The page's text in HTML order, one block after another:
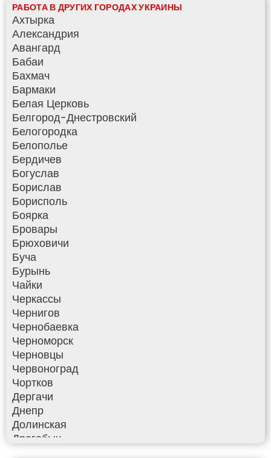
РАБОТА В ДРУГИХ ГОРОДАХ УКРАИНЫ
Ахтырка
Александрия
Авангард
Бабаи
Бахмач
Бармаки
Белая Церковь
Белгород-Днестровский
Белогородка
Белополье
Бердичев
Богуслав
Борислав
Борисполь
Боярка
Бровары
Брюховичи
Буча
Бурынь
Чайки
Черкассы
Чернигов
Чернобаевка
Черноморск
Черновцы
Червоноград
Чортков
Дергачи
Днепр
Долинская
Дрогобыч